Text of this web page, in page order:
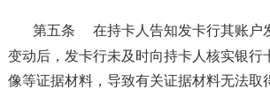
第五条
在持卡人告知发卡行其账户
变动后，发卡行未及时向持卡人核实银
像等证据材料，导致有关证据材料无法